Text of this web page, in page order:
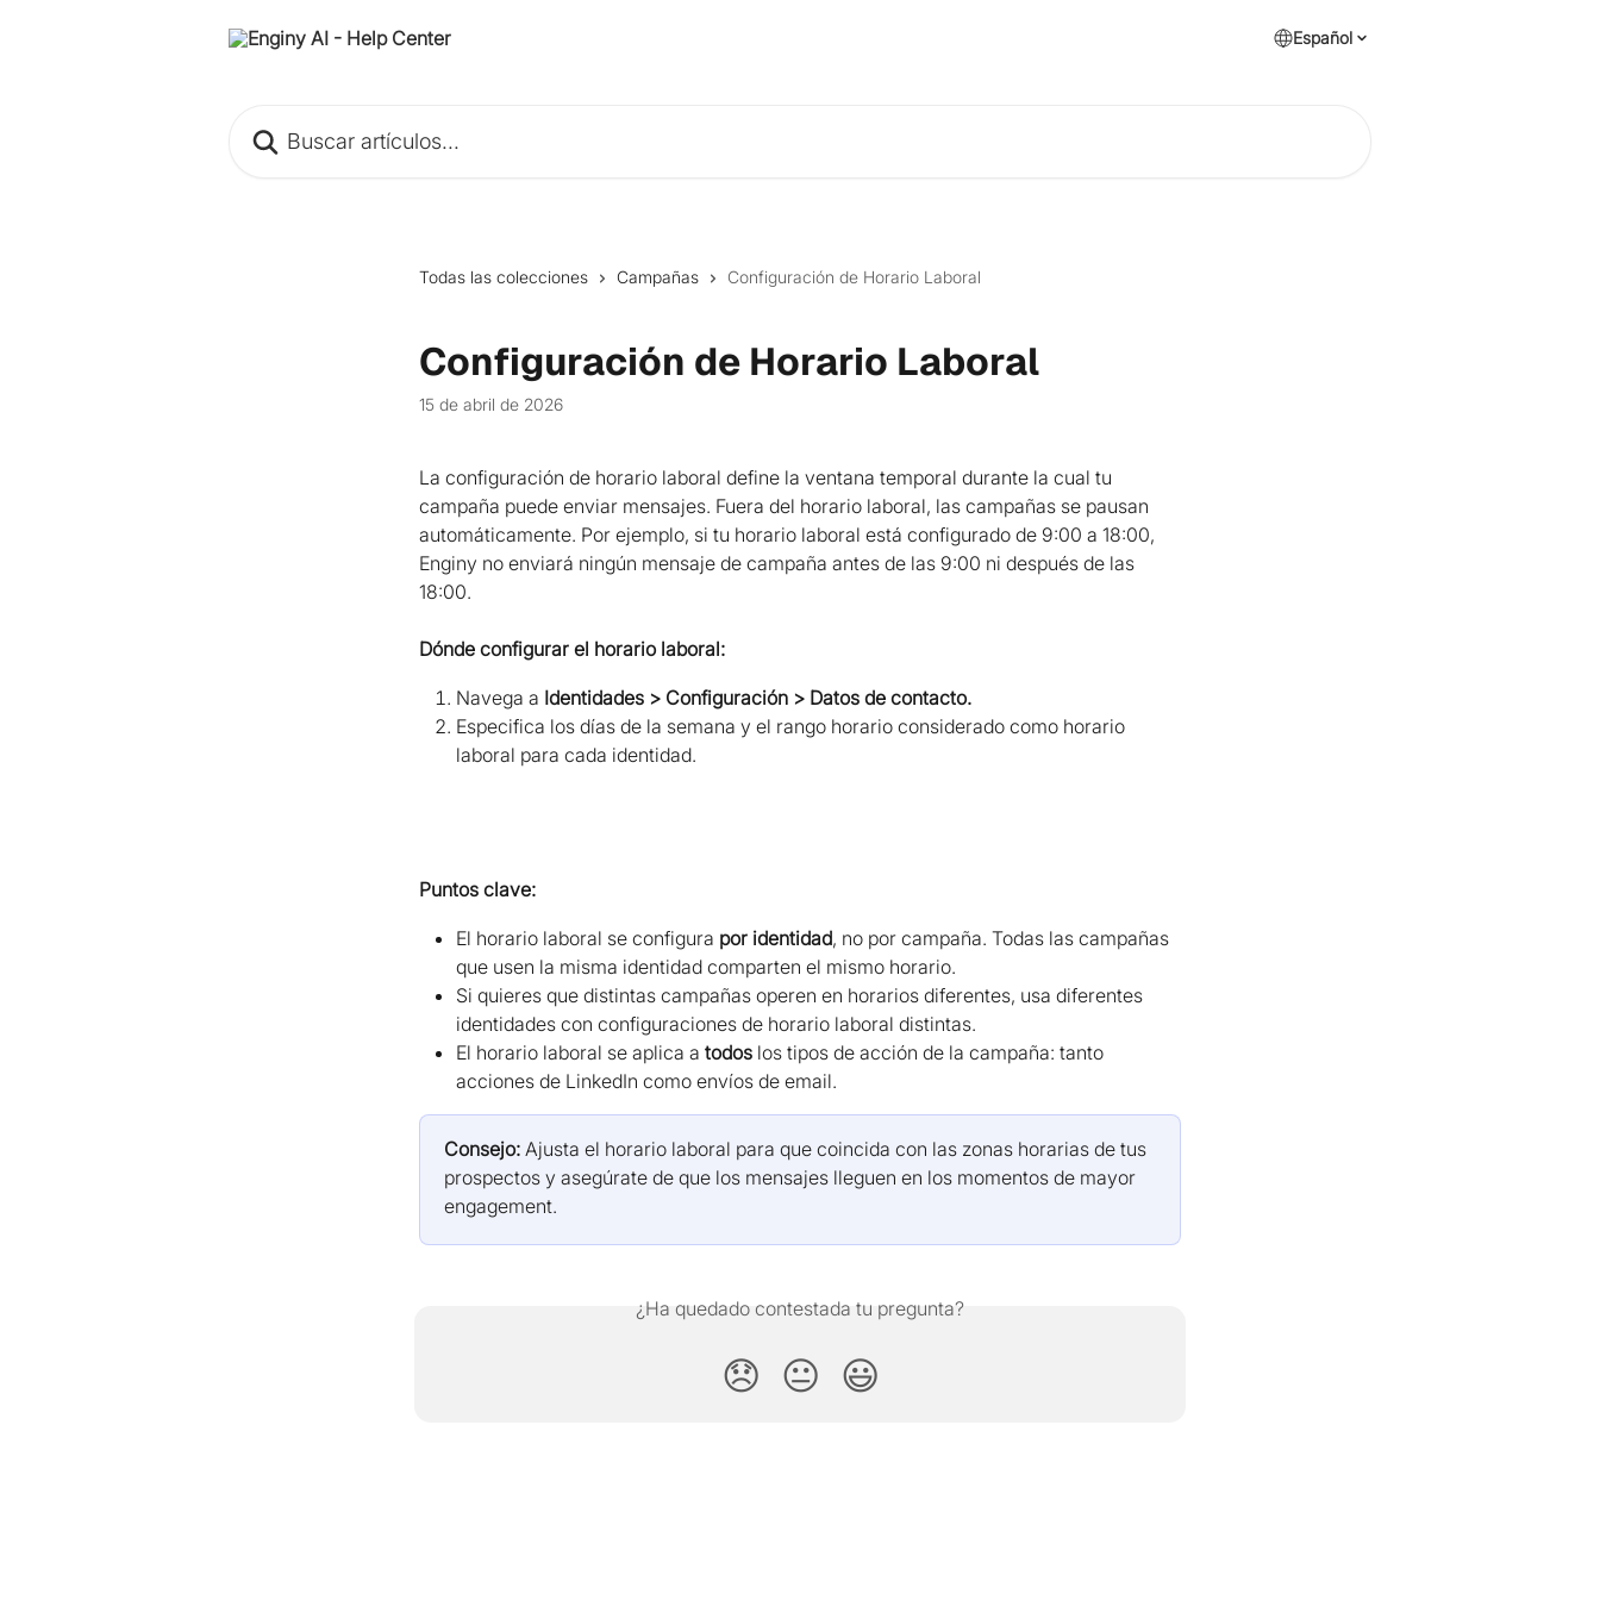
Español
Todas las colecciones Campañas Configuración de Horario Laboral
Configuración de Horario Laboral
15 de abril de 2026
La configuración de horario laboral define la ventana temporal durante la cual tu
campaña puede enviar mensajes. Fuera del horario laboral, las campañas se pausan
automáticamente. Por ejemplo, si tu horario laboral está configurado de 9:00 a 18:00,
Enginy no enviará ningún mensaje de campaña antes de las 9:00 ni después de las
18:00.
Dónde configurar el horario laboral:
Navega a Identidades > Configuración > Datos de contacto.
Especifica los días de la semana y el rango horario considerado como horario
laboral para cada identidad.
Puntos clave:
El horario laboral se configura por identidad, no por campaña. Todas las campañas
que usen la misma identidad comparten el mismo horario.
Si quieres que distintas campañas operen en horarios diferentes, usa diferentes
identidades con configuraciones de horario laboral distintas.
El horario laboral se aplica a todos los tipos de acción de la campaña: tanto
acciones de LinkedIn como envíos de email.
Consejo: Ajusta el horario laboral para que coincida con las zonas horarias de tus
prospectos y asegúrate de que los mensajes lleguen en los momentos de mayor
engagement.
¿Ha quedado contestada tu pregunta?
😞 😐 😃